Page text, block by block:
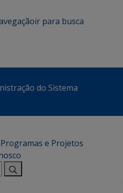
ir para busca
do Sistema
Programas e Projetos